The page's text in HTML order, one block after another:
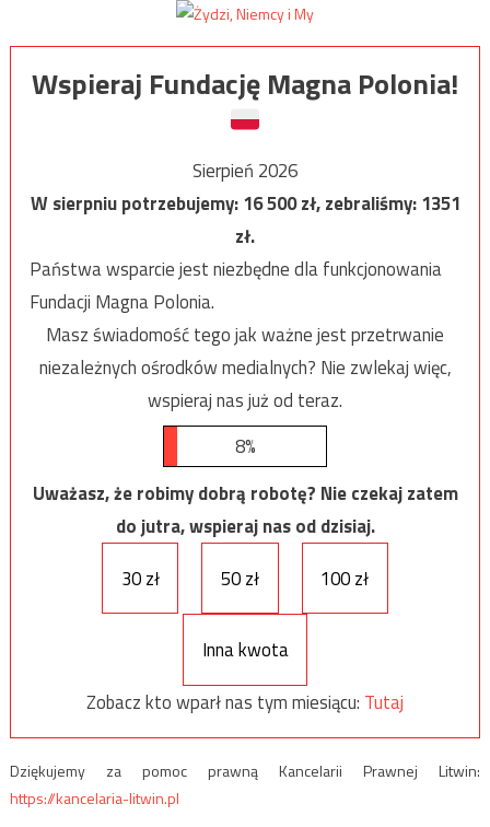
Wspieraj Fundację Magna Polonia!
Sierpień 2026
W sierpniu potrzebujemy:16 500zł, zebraliśmy:1351
zł.
Państwa wsparcie jest niezbędne dla funkcjonowania
Fundacji Magna Polonia.
Masz świadomość tego jak ważne jest przetrwanie
niezależnych ośrodków medialnych? Nie zwlekaj więc,
wspieraj nas już od teraz.
8%
Uważasz, że robimy dobrą robotę? Nie czekaj zatem
do jutra, wspieraj nas od dzisiaj.
30 zł
50 zł 100 zł
Inna kwota
Zobacz kto wparł nas tym miesiącu: Tutaj
Dziękujemy za pomoc prawną Kancelarii Prawnej Litwin:
https://kancelaria-litwin.pl